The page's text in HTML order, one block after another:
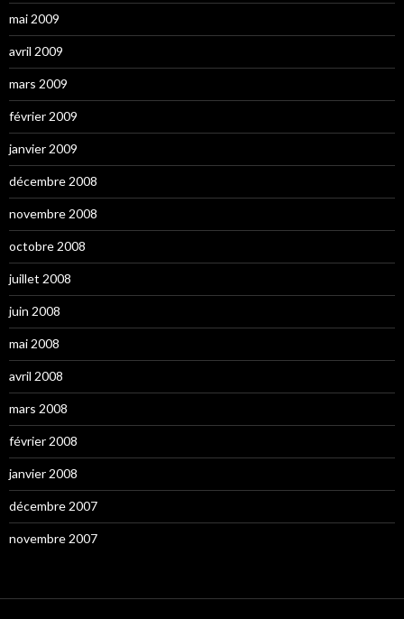
mai 2009
avril 2009
mars 2009
février 2009
janvier 2009
décembre 2008
novembre 2008
octobre 2008
juillet 2008
juin 2008
mai 2008
avril 2008
mars 2008
février 2008
janvier 2008
décembre 2007
novembre 2007